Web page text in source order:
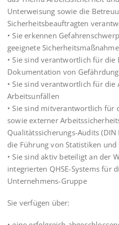
Unterweisung sowie die
Sicherheitsbeauftragten
• Sie erkennen
geeignete
• Sie sind verantwortlich für die
Dokumentation von
• Sie sind verantwortlich für die
Arbeitsunfällen
• Sie sind mitverantwortlich für
sowie externer
Qualitätssicherungs-Audits
die Führung von Statistiken
• Sie sind aktiv beteiligt an der
integrierten QHSE-Systems für
Unternehmens-Gruppe
Sie verfügen über: